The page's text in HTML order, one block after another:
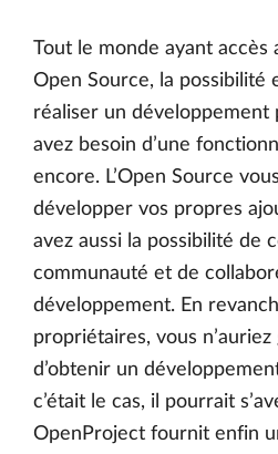
Tout le monde ayant accès
Open Source, la possibilité
réaliser un développement
avez besoin d’une
encore. L’Open Source
développer vos propres
avez aussi la possibilité de
communauté et de
développement. En
propriétaires, vous
d’obtenir un
c’était le cas, il pourrait
OpenProject fournit enfin